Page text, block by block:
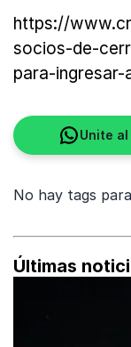
https://
socios-de-
para-
Unite al
No hay tags
Últimas